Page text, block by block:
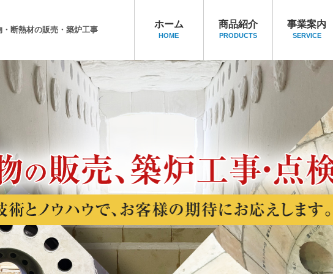
・断熱材の販売・築炉工事
ホーム
HOME
商品紹介
PRODUCTS
事業案内
SERVICE